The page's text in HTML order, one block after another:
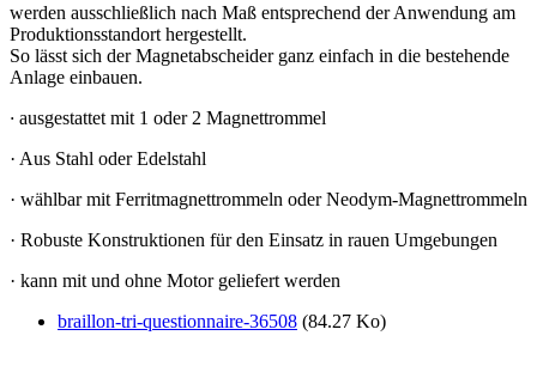
werden ausschließlich nach Maß entsprechend der Anwendung am
Produktionsstandort hergestellt.
So lässt sich der Magnetabscheider ganz einfach in die bestehende
Anlage einbauen.
· ausgestattet mit 1 oder 2 Magnettrommel
· Aus Stahl oder Edelstahl
· wählbar mit Ferritmagnettrommeln oder Neodym-Magnettrommeln
· Robuste Konstruktionen für den Einsatz in rauen Umgebungen
· kann mit und ohne Motor geliefert werden
braillon-tri-questionnaire-36508 (84.27 Ko)